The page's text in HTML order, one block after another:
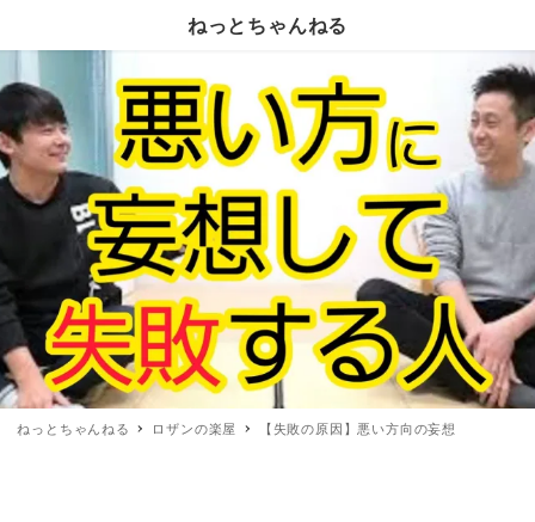
ねっとちゃんねる
ねっとちゃんねる ロザンの楽屋 【失敗の原因】悪い方向の妄想